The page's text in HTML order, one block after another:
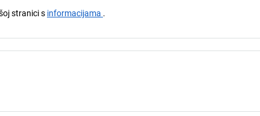
stranici s informacijama .